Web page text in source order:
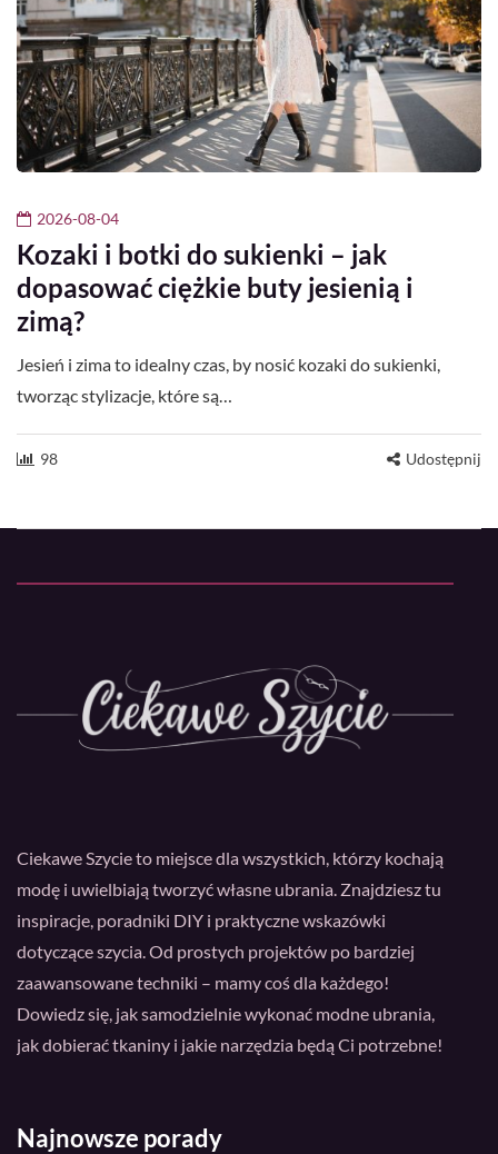
2026-08-04
Kozaki i botki do sukienki – jak
dopasować ciężkie buty jesienią i
zimą?
Jesień i zima to idealny czas, by nosić kozaki do sukienki,
tworząc stylizacje, które są…
98 Udostępnij
Ciekawe Szycie to miejsce dla wszystkich, którzy kochają
modę i uwielbiają tworzyć własne ubrania. Znajdziesz tu
inspiracje, poradniki DIY i praktyczne wskazówki
dotyczące szycia. Od prostych projektów po bardziej
zaawansowane techniki – mamy coś dla każdego!
Dowiedz się, jak samodzielnie wykonać modne ubrania,
jak dobierać tkaniny i jakie narzędzia będą Ci potrzebne!
Najnowsze porady